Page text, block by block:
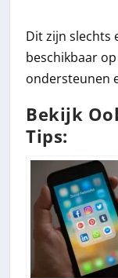
Dit zijn slechts
beschikbaar
ondersteunen
Bekijk
Tips: